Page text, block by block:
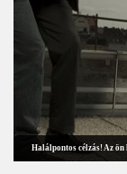
Halálpontos célzás! Az